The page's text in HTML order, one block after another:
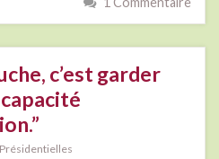
c’est garder
Présidentielles